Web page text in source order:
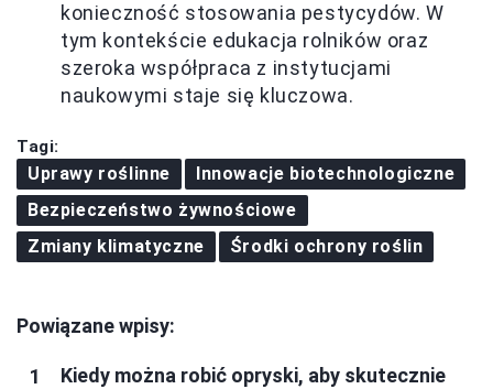
konieczność stosowania pestycydów. W
tym kontekście edukacja rolników oraz
szeroka współpraca z instytucjami
naukowymi staje się kluczowa.
Tagi:
Uprawy roślinne
Innowacje biotechnologiczne
Bezpieczeństwo żywnościowe
Zmiany klimatyczne
Środki ochrony roślin
Powiązane wpisy:
Kiedy można robić opryski, aby skutecznie